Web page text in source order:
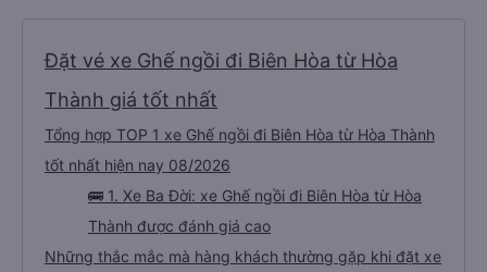
Đặt vé xe Ghế ngồi đi Biên Hòa từ Hòa
Thành giá tốt nhất
Tổng hợp TOP 1 xe Ghế ngồi đi Biên Hòa từ Hòa Thành
tốt nhất hiện nay 08/2026
🚌 1. Xe Ba Đời: xe Ghế ngồi đi Biên Hòa từ Hòa
Thành được đánh giá cao
Những thắc mắc mà hàng khách thường gặp khi đặt xe